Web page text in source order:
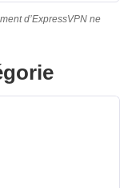
d’ExpressVPN ne